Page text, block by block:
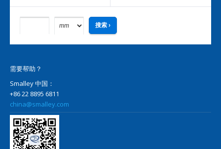
需要帮助？
Smalley 中国：
+86 22 8895 6811
china@smalley.com